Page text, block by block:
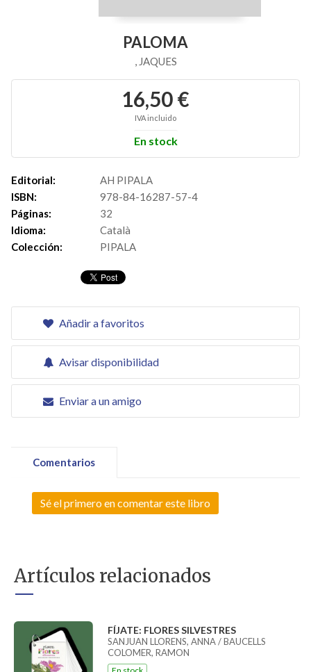
PALOMA
, JAQUES
16,50 €
IVA incluido
En stock
Editorial:
AH PIPALA
ISBN:
978-84-16287-57-4
Páginas:
32
Idioma:
Català
Colección:
PIPALA
Añadir a favoritos
Avisar disponibilidad
Enviar a un amigo
Comentarios
Sé el primero en comentar este libro
Artículos relacionados
FÍJATE: FLORES SILVESTRES
SANJUAN LLORENS, ANNA / BAUCELLS
COLOMER, RAMON